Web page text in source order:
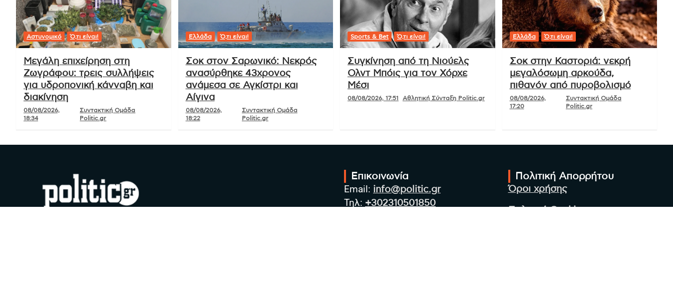
Αστυνομικό Ό,τι είναι!
Μεγάλη επιχείρηση στη
Ζωγράφου: τρεις συλλήψεις
για υδροπονική κάνναβη και
διακίνηση
08/08/2026,
18:34
Συντακτική Ομάδα
Politic.gr
Ελλάδα Ό,τι είναι!
Σοκ στον Σαρωνικό: Νεκρός
ανασύρθηκε 43χρονος
ανάμεσα σε Αγκίστρι και
Αίγινα
08/08/2026,
18:22
Συντακτική Ομάδα
Politic.gr
Sports & Bet Ό,τι είναι!
Συγκίνηση από τη Νιούελς
Ολντ Μπόις για τον Χόρχε
Μέσι
08/08/2026, 17:51 Αθλητική Σύνταξη Politic.gr
Ελλάδα Ό,τι είναι!
Σοκ στην Καστοριά: νεκρή
μεγαλόσωμη αρκούδα,
πιθανόν από πυροβολισμό
08/08/2026,
17:20
Συντακτική Ομάδα
Politic.gr
Επικοινωνία
Email: info@politic.gr
Τηλ: +302310501850
Πολιτική Απορρήτου
Όροι χρήσης
Πολιτική Cookies